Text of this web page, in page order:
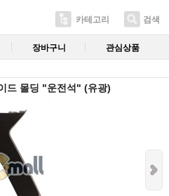
카테고리 검색
장바구니 관심상품
드 몰딩 "운전석" (유광)